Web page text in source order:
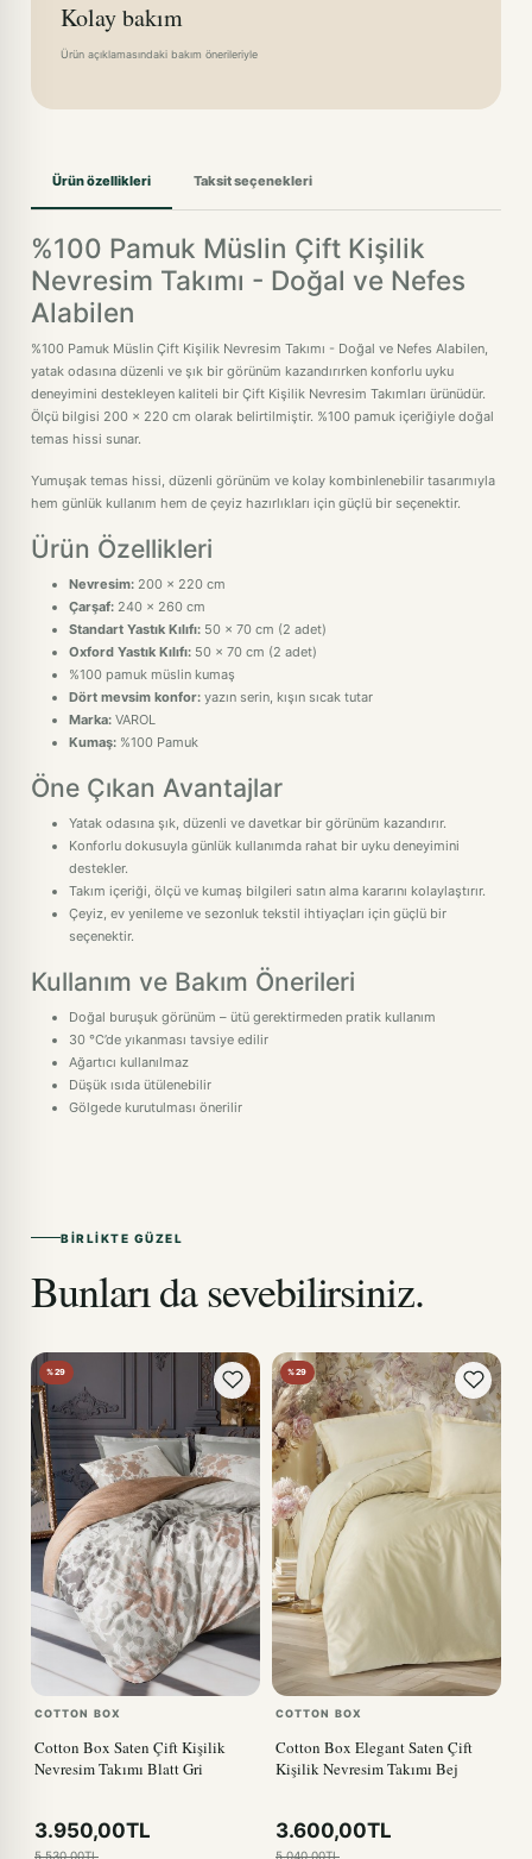
Kolay bakım
Ürün açıklamasındaki bakım önerileriyle
Ürün özellikleri Taksit seçenekleri
%100 Pamuk Müslin Çift Kişilik
Nevresim Takımı - Doğal ve Nefes
Alabilen
%100 Pamuk Müslin Çift Kişilik Nevresim Takımı - Doğal ve Nefes Alabilen,
yatak odasına düzenli ve şık bir görünüm kazandırırken konforlu uyku
deneyimini destekleyen kaliteli bir Çift Kişilik Nevresim Takımları ürünüdür.
Ölçü bilgisi 200 x 220 cm olarak belirtilmiştir. %100 pamuk içeriğiyle doğal
temas hissi sunar.
Yumuşak temas hissi, düzenli görünüm ve kolay kombinlenebilir tasarımıyla
hem günlük kullanım hem de çeyiz hazırlıkları için güçlü bir seçenektir.
Ürün Özellikleri
Nevresim: 200 x 220 cm
Çarşaf: 240 x 260 cm
Standart Yastık Kılıfı: 50 x 70 cm (2 adet)
Oxford Yastık Kılıfı: 50 x 70 cm (2 adet)
%100 pamuk müslin kumaş
Dört mevsim konfor: yazın serin, kışın sıcak tutar
Marka: VAROL
Kumaş: %100 Pamuk
Öne Çıkan Avantajlar
Yatak odasına şık, düzenli ve davetkar bir görünüm kazandırır.
Konforlu dokusuyla günlük kullanımda rahat bir uyku deneyimini
destekler.
Takım içeriği, ölçü ve kumaş bilgileri satın alma kararını kolaylaştırır.
Çeyiz, ev yenileme ve sezonluk tekstil ihtiyaçları için güçlü bir
seçenektir.
Kullanım ve Bakım Önerileri
Doğal buruşuk görünüm – ütü gerektirmeden pratik kullanım
30 °C’de yıkanması tavsiye edilir
Ağartıcı kullanılmaz
Düşük ısıda ütülenebilir
Gölgede kurutulması önerilir
BIRLIKTE GÜZEL
Bunları da sevebilirsiniz.
%29
COTTON BOX
Cotton Box Saten Çift Kişilik
Nevresim Takımı Blatt Gri
3.950,00TL
5.530,00TL
%29
COTTON BOX
Cotton Box Elegant Saten Çift
Kişilik Nevresim Takımı Bej
3.600,00TL
5.040,00TL